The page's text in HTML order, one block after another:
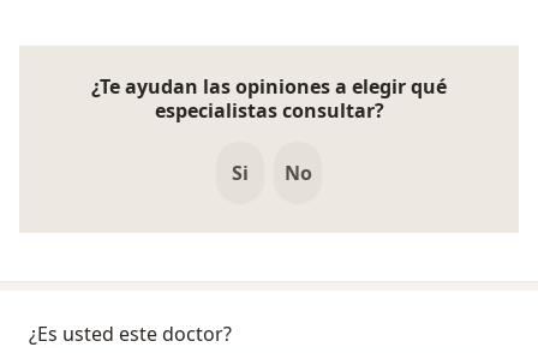
¿Te ayudan las opiniones a elegir qué
especialistas consultar?
Si No
¿Es usted este doctor?